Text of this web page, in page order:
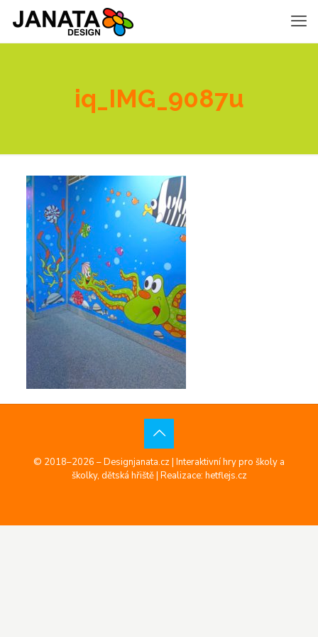
iq_IMG_9087u
© 2018–2026 – Designjanata.cz | Interaktivní hry pro školy a
školky, dětská hřiště | Realizace: hetflejs.cz